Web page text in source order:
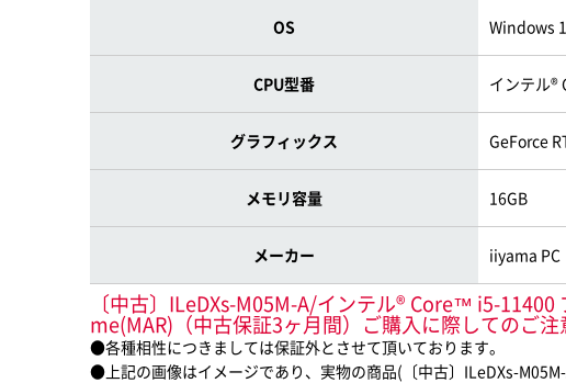
OS Windows
CPU型番 インテル
グラフィックス GeForce
メモリ容量 16GB
メーカー iiyama PC
〔中古〕ILeDXs-M05M-A/インテル® Core™ i5-
me(MAR)（中古保証3ヶ月間）ご購入に際してのご注
●各種相性につきましては保証外とさせて頂いております。
●上記の画像はイメージであり、実物の商品(〔中古〕ILeDXs-